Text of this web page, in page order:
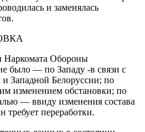
и заменялась
Наркомата Обороны
было — по Западу -в связи с
Западной Белоруссии; по
изменением обстановки; по
— ввиду изменения состава
переработки.